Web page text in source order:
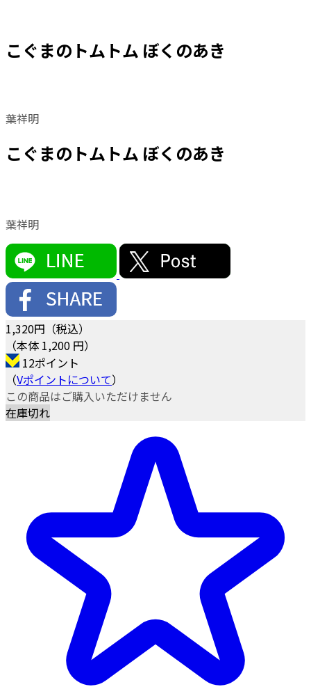
こぐまのトムトム ぼくのあき
葉祥明
こぐまのトムトム ぼくのあき
葉祥明
1,320円（税込）
（本体 1,200 円）
12ポイント
（Vポイントについて）
この商品はご購入いただけません
在庫切れ